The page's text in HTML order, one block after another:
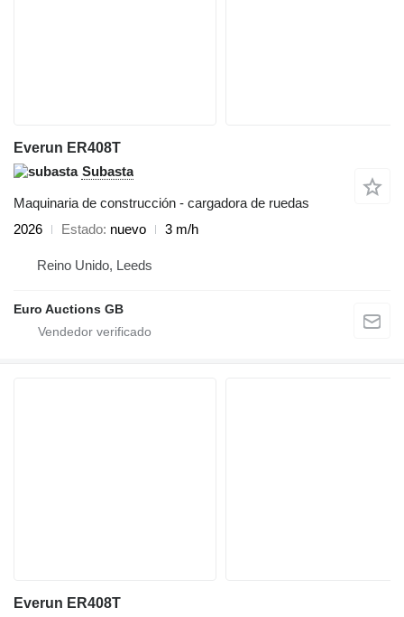
Everun ER408T
Subasta
Maquinaria de construcción - cargadora de ruedas
2026
Estado nuevo 3 m/h
Reino Unido, Leeds
Euro Auctions GB
Everun ER408T